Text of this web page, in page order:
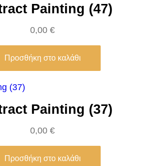
Painting (47)
0,00 €
Προσθήκη στο καλάθι
Painting (37)
0,00 €
Προσθήκη στο καλάθι